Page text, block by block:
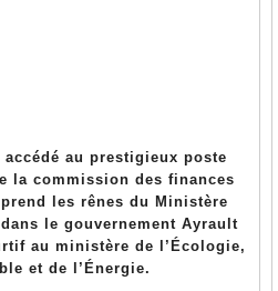
au prestigieux poste
la commission des finances
les rênes du Ministère
le gouvernement Ayrault
au ministère de l’Écologie,
et de l’Énergie.